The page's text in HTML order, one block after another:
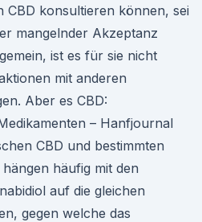
CBD konsultieren können, sei
mangelnder Akzeptanz
ist es für sie nicht
mit anderen
Aber es CBD:
– Hanfjournal
CBD und bestimmten
häufig mit den
auf die gleichen
gegen welche das